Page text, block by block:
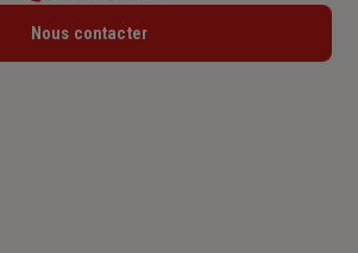
Lundi : 09h – 12h / 14h – 18h
Nous contacter